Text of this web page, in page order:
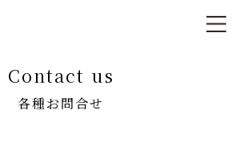
contact us
各種お問合せ